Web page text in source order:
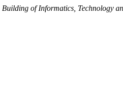
Building of Informatics, Technology